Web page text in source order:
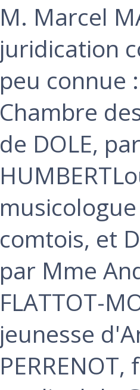
M. Marcel
juridication
peu connue
Chambre
de DOLE,
comtois, et
par Mme
FLATTOT-
jeunesse